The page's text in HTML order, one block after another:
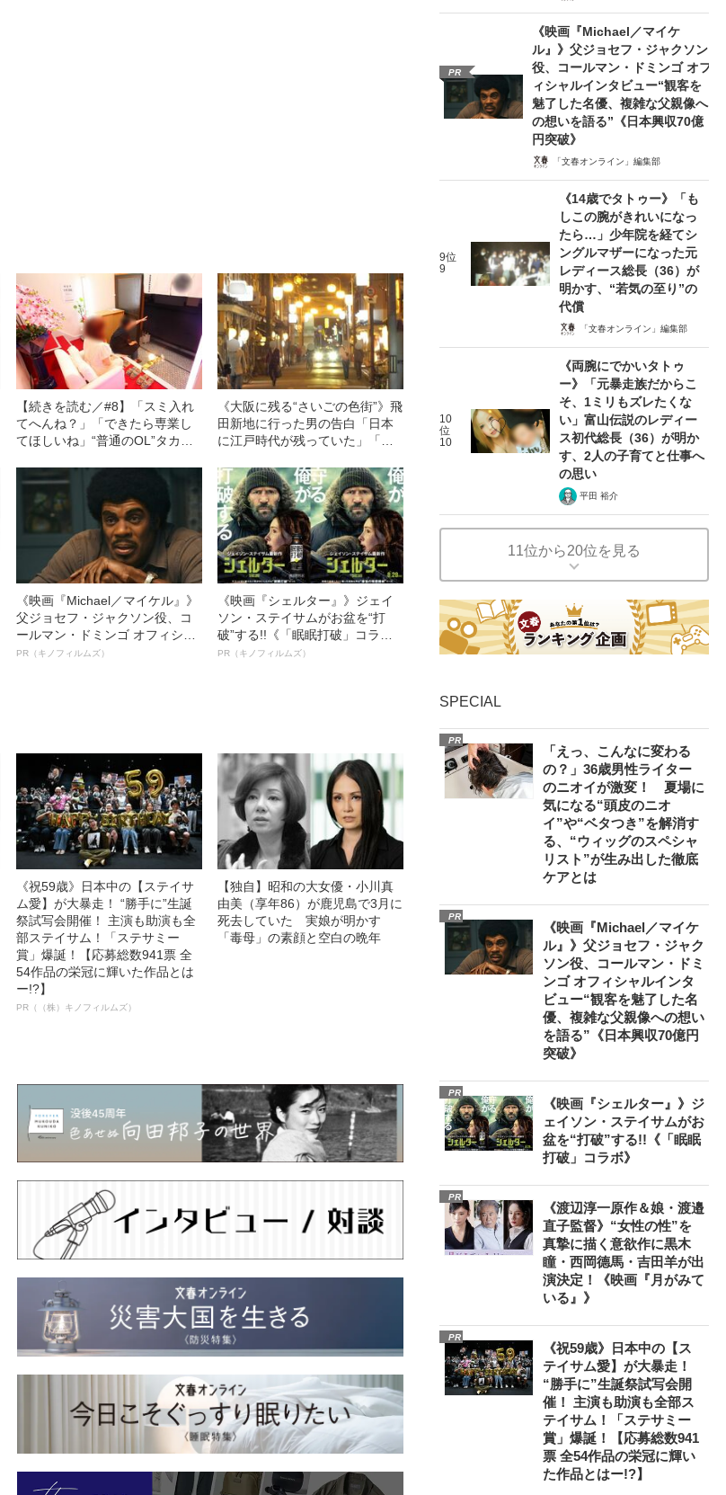
【続きを読む／#8】「スミ入れ
てへんね？」「できたら専業し
てほしいね」“普通のOL”タカヤ
《大阪に残る“さいごの色街”》飛
田新地に行った男の告白「日本
に江戸時代が残っていた」「お
て……」
《映画『Michael／マイケル』》
父ジョセフ・ジャクソン役、コ
ールマン・ドミンゴ オフィシャ
ルインタビュー“観客を魅了した
PR（キノフィルムズ）
《映画『シェルター』》ジェイ
ソン・ステイサムがお盆を“打
破”する!!《「眠眠打破」コラ
ボ》
PR（キノフィルムズ）
《祝59歳》日本中の【ステイサ
ム愛】が大暴走！ “勝手に”生誕
祭試写会開催！ 主演も助演も全
部ステイサム！「ステサミー
賞」爆誕！【応募総数941票 全
54作品の栄冠に輝いた作品とは
ー!?】
PR（（株）キノフィルムズ）
【独自】昭和の大女優・小川真
由美（享年86）が鹿児島で3月に
死去していた 実娘が明かす
「毒母」の素顔と空白の晩年
PR
《映画『Michael／マイケ
ル』》父ジョセフ・ジャクソン
役、コールマン・ドミンゴ オフ
ィシャルインタビュー“観客を
魅了した名優、複雑な父親像へ
の想いを語る”《日本興収70億
円突破》
「文春オンライン」編集部
9位
9
《14歳でタトゥー》「も
しこの腕がきれいになっ
たら…」少年院を経てシ
ングルマザーになった元
レディース総長（36）が
明かす、“若気の至り”の
代償
「文春オンライン」編集部
10
位
10
《両腕にでかいタトゥ
ー》「元暴走族だからこ
そ、1ミリもズレたくな
い」富山伝説のレディー
ス初代総長（36）が明か
す、2人の子育てと仕事へ
の思い
平田 裕介
11位から20位を見る
SPECIAL
PR
「えっ、こんなに変わる
の？」36歳男性ライター
のニオイが激変！ 夏場に
気になる“頭皮のニオ
イ”や“ベタつき”を解消す
る、“ウィッグのスペシャ
リスト”が生み出した徹底
ケアとは
PR
《映画『Michael／マイケ
ル』》父ジョセフ・ジャク
ソン役、コールマン・ドミ
ンゴ オフィシャルインタ
ビュー“観客を魅了した名
優、複雑な父親像への想い
を語る”《日本興収70億円
突破》
PR
《映画『シェルター』》ジ
ェイソン・ステイサムがお
盆を“打破”する!!《「眠眠
打破」コラボ》
PR
《渡辺淳一原作＆娘・渡邉
直子監督》“女性の性”を
真摯に描く意欲作に黒木
瞳・西岡德馬・吉田羊が出
演決定！《映画『月がみて
いる』》
PR
《祝59歳》日本中の【ス
テイサム愛】が大暴走！
“勝手に”生誕祭試写会開
催！ 主演も助演も全部ス
テイサム！「ステサミー
賞」爆誕！【応募総数941
票 全54作品の栄冠に輝い
た作品とはー!?】